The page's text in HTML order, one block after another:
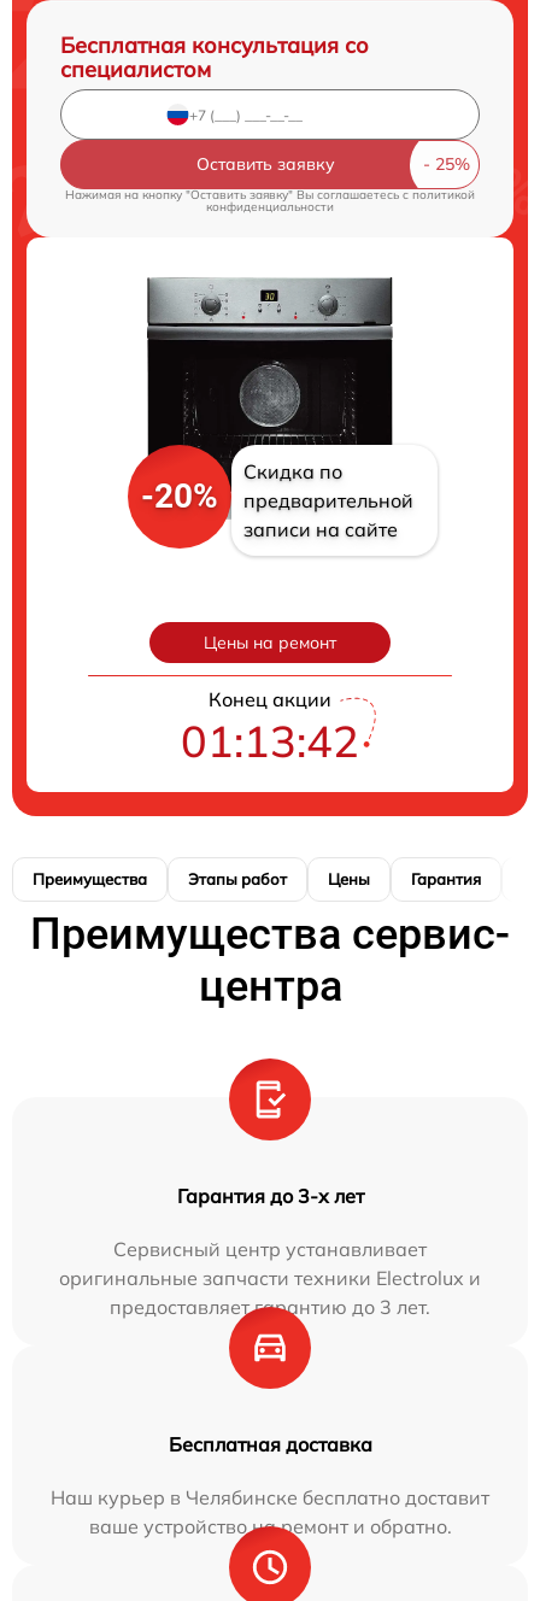
Бесплатная консультация со
специалистом
Оставить заявку
Нажимая на кнопку "Оставить заявку" Вы соглашаетесь cполитикой
конфиденциальности
-20%
Скидка по
предварительной
записи на сайте
Цены на ремонт
Конец акции
01:13:41
Преимущества Этапы работ Цены Гарантия
Преимущества сервис-
центра
Гарантия до 3-х лет
Сервисный центр устанавливает
оригинальные запчасти техники Electrolux и
предоставляет гарантию до 3 лет.
Бесплатная доставка
Наш курьер в Челябинске бесплатно доставит
ваше устройство на ремонт и обратно.